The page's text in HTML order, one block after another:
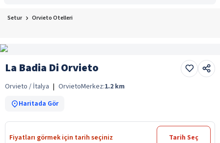
Setur Orvieto Otelleri
La Badia Di Orvieto
Orvieto / İtalya | OrvietoMerkez:1.2 km
Haritada Gör
Fiyatları görmek için tarih seçiniz Tarih Seç